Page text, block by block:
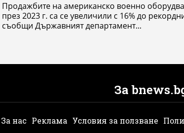
Продажбите на американско военно
през 2023 г. са се увеличили с 16% до
съобщи Държавният департамент...
За
За нас Реклама Условия за ползване